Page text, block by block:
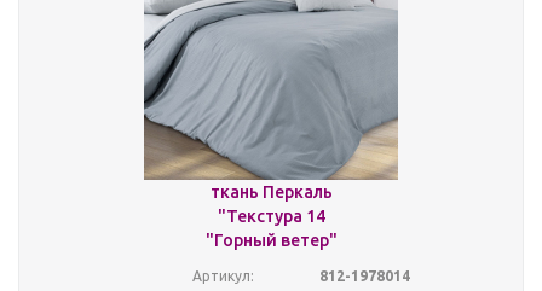
ткань Перкаль
"Текстура 14
"Горный ветер"
Артикул:
812-1978014